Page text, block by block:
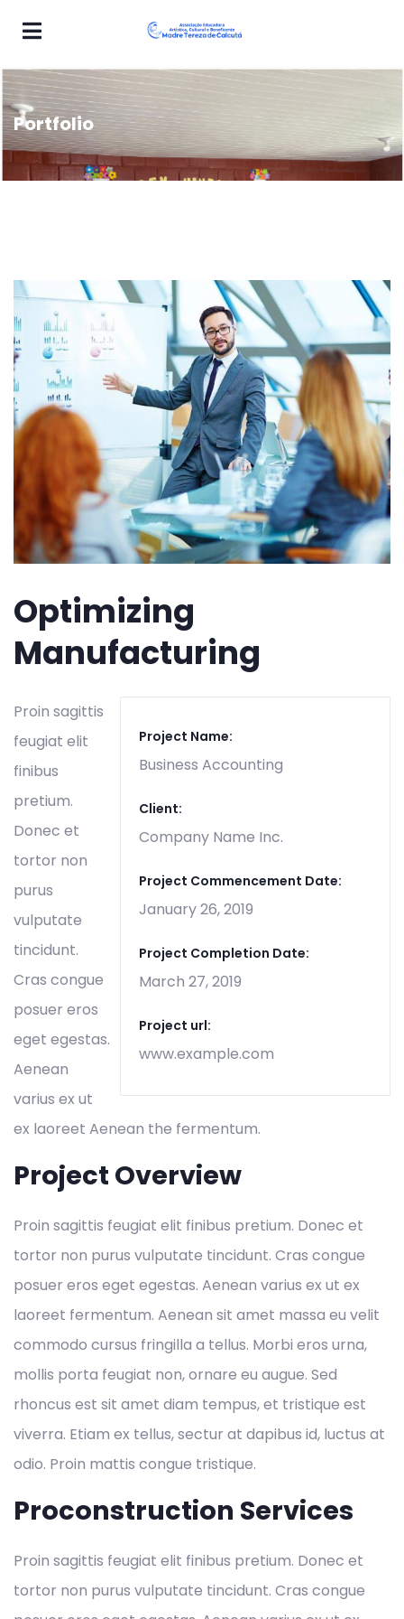
Portfolio
Optimizing
Manufacturing
Project Name:
Business Accounting
Client:
Company Name Inc.
Project Commencement Date:
January 26, 2019
Project Completion Date:
March 27, 2019
Project url:
www.example.com
Proin sagittis
feugiat elit
finibus
pretium.
Donec et
tortor non
purus
vulputate
tincidunt.
Cras congue
posuer eros
eget egestas.
Aenean
varius ex ut
ex laoreet Aenean the fermentum.
Project Overview
Proin sagittis feugiat elit finibus pretium. Donec et
tortor non purus vulputate tincidunt. Cras congue
posuer eros eget egestas. Aenean varius ex ut ex
laoreet fermentum. Aenean sit amet massa eu velit
commodo cursus fringilla a tellus. Morbi eros urna,
mollis porta feugiat non, ornare eu augue. Sed
rhoncus est sit amet diam tempus, et tristique est
viverra. Etiam ex tellus, sectur at dapibus id, luctus at
odio. Proin mattis congue tristique.
Proconstruction Services
Proin sagittis feugiat elit finibus pretium. Donec et
tortor non purus vulputate tincidunt. Cras congue